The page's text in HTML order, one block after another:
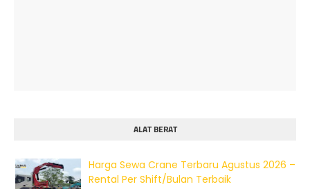
ALAT BERAT
Harga Sewa Crane Terbaru Agustus 2026 –
Rental Per Shift/Bulan Terbaik